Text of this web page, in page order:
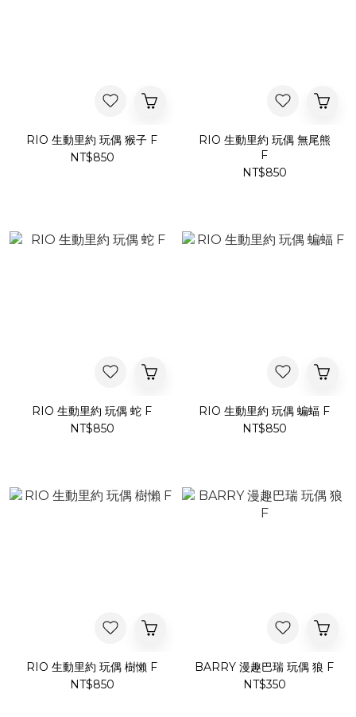
RIO 生動里約 玩偶 猴子 F
NT$850
RIO 生動里約 玩偶 無尾熊
F
NT$850
RIO 生動里約 玩偶 蛇 F
NT$850
RIO 生動里約 玩偶 蝙蝠 F
NT$850
RIO 生動里約 玩偶 樹懶 F
NT$850
BARRY 漫趣巴瑞 玩偶 狼 F
NT$350